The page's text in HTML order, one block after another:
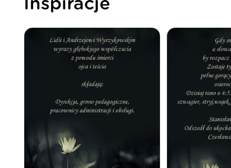
Inspiracje